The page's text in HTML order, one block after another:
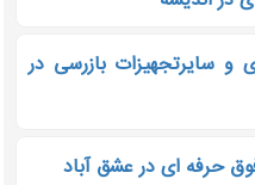
و سایرتجهیزات بازرسی در
حرفه ای در عشق آباد